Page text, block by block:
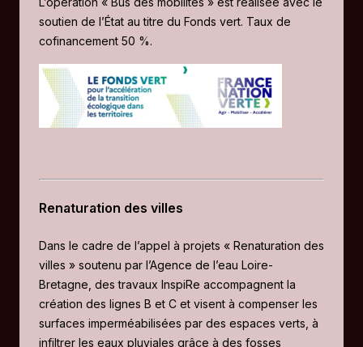
soutien de l’État au titre du Fonds vert. Taux de
cofinancement 50 %.
Renaturation des villes
Dans le cadre de l’appel à projets « Renaturation des
villes » soutenu par l’Agence de l’eau Loire-
Bretagne, des travaux InspiRe accompagnent la
création des lignes B et C et visent à compenser les
surfaces imperméabilisées par des espaces verts, à
infiltrer les eaux pluviales grâce à des fosses